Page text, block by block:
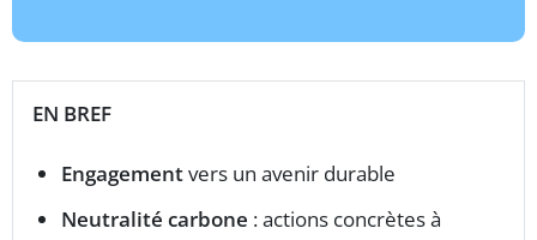
EN BREF
Engagementvers un avenir durable
Neutralité carbone : actions concrètes à